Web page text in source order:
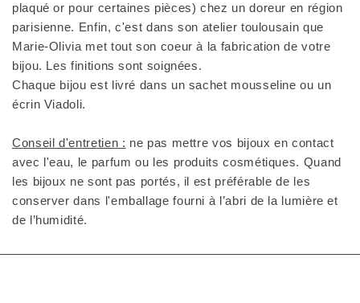
plaqué or pour certaines pièces) chez un doreur en région
parisienne. Enfin, c'est dans son atelier toulousain que
Marie-Olivia met tout son coeur à la fabrication de votre
bijou. Les finitions sont soignées.
Chaque bijou est livré dans un sachet mousseline ou un
écrin Viadoli.
Conseil d'entretien : ne pas mettre vos bijoux en contact
avec l'eau, le parfum ou les produits cosmétiques. Quand
les bijoux ne sont pas portés, il est préférable de les
conserver dans l'emballage fourni à l’abri de la lumière et
de l’humidité.